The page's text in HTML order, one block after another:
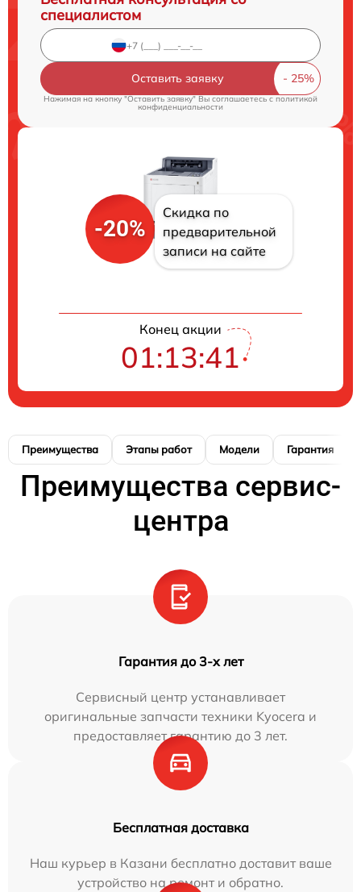
специалистом
Оставить заявку
Нажимая на кнопку "Оставить заявку" Вы соглашаетесь cполитикой
конфиденциальности
-20%
Скидка по
предварительной
записи на сайте
Конец акции
01:13:40
Преимущества Этапы работ Модели Гарантия
Преимущества сервис-
центра
Гарантия до 3-х лет
Сервисный центр устанавливает
оригинальные запчасти техники Kyocera и
предоставляет гарантию до 3 лет.
Бесплатная доставка
Наш курьер в Казани бесплатно доставит ваше
устройство на ремонт и обратно.